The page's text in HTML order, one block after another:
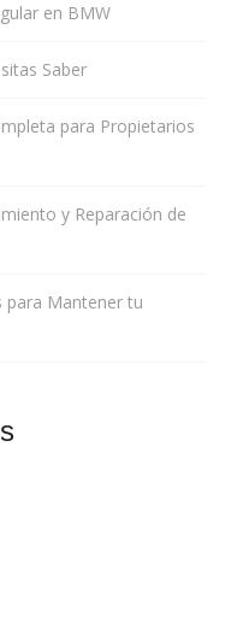
en BMW
Saber
para Propietarios
y Reparación de
para Mantener tu